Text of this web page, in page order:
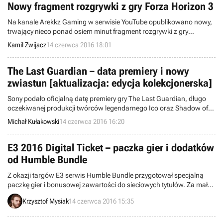
Nowy fragment rozgrywki z gry Forza Horizon 3
Na kanale Arekkz Gaming w serwisie YouTube opublikowano nowy,
trwający nieco ponad osiem minut fragment rozgrywki z gry
wyścigowej Forza Horizon 3. Produkcja ukaże się we wrześniu na
Xboksie One i Windowsie 10.
Kamil Zwijacz14 czerwca 2016 18:01
The Last Guardian – data premiery i nowy
zwiastun [aktualizacja: edycja kolekcjonerska]
Sony podało oficjalną datę premiery gry The Last Guardian, długo
oczekiwanej produkcji twórców legendarnego Ico oraz Shadow of
the Colossus. Tytuł zadebiutuje pod koniec października tego roku
na konsoli PlayStation 4.
Michał Kułakowski14 czerwca 2016 16:20
E3 2016 Digital Ticket – paczka gier i dodatków
od Humble Bundle
Z okazji targów E3 serwis Humble Bundle przygotował specjalną
paczkę gier i bonusowej zawartości do sieciowych tytułów. Za małe
pieniądze dostać można m.in. Psychonauts i Grey Goo, jak również
dodatki do Armored Warfare, War Thunder, Smite, EVE Online,
Krzysztof Mysiak14 czerwca 2016 15:35